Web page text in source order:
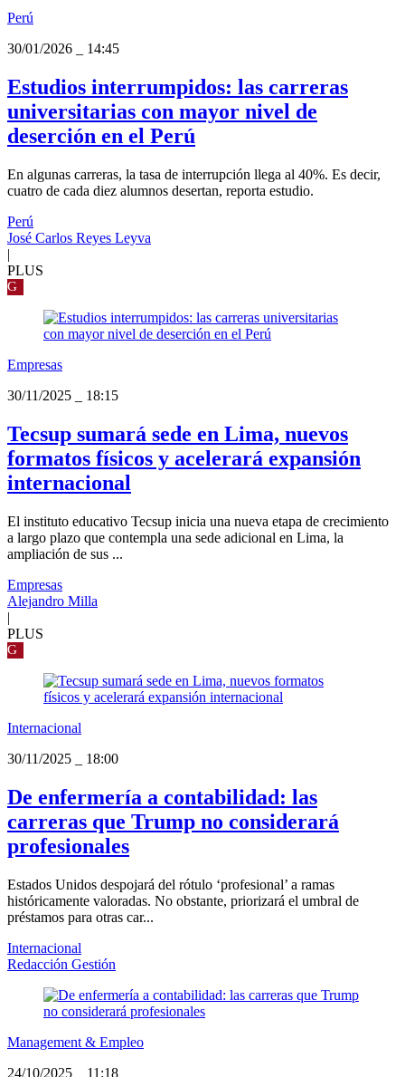
Perú
30/01/2026
14:45
Estudios interrumpidos: las carreras
universitarias con mayor nivel de
deserción en el Perú
En algunas carreras, la tasa de interrupción llega al 40%. Es decir,
cuatro de cada diez alumnos desertan, reporta estudio.
Perú
José Carlos Reyes Leyva
|
PLUS
G
Empresas
30/11/2025
18:15
Tecsup sumará sede en Lima, nuevos
formatos físicos y acelerará expansión
internacional
El instituto educativo Tecsup inicia una nueva etapa de crecimiento
a largo plazo que contempla una sede adicional en Lima, la
ampliación de sus ...
Empresas
Alejandro Milla
|
PLUS
G
Internacional
30/11/2025
18:00
De enfermería a contabilidad: las
carreras que Trump no considerará
profesionales
Estados Unidos despojará del rótulo ‘profesional’ a ramas
históricamente valoradas. No obstante, priorizará el umbral de
préstamos para otras car...
Internacional
Redacción Gestión
Management & Empleo
24/10/2025
11:18